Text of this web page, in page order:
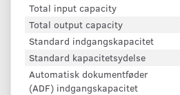
Total input capacity
Total output capacity
Standard indgangskapacitet
Standard kapacitetsydelse
Automatisk dokumentføder
(ADF) indgangskapacitet